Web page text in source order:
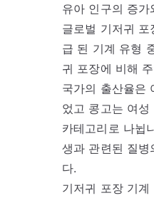
유아 인구의 증
글로벌 기저귀
급 된 기계 유형
귀 포장에 비해
국가의 출산율은
었고 콩고는 여
카테고리로 나뉩
생과 관련된 질
다.
기저귀 포장 기